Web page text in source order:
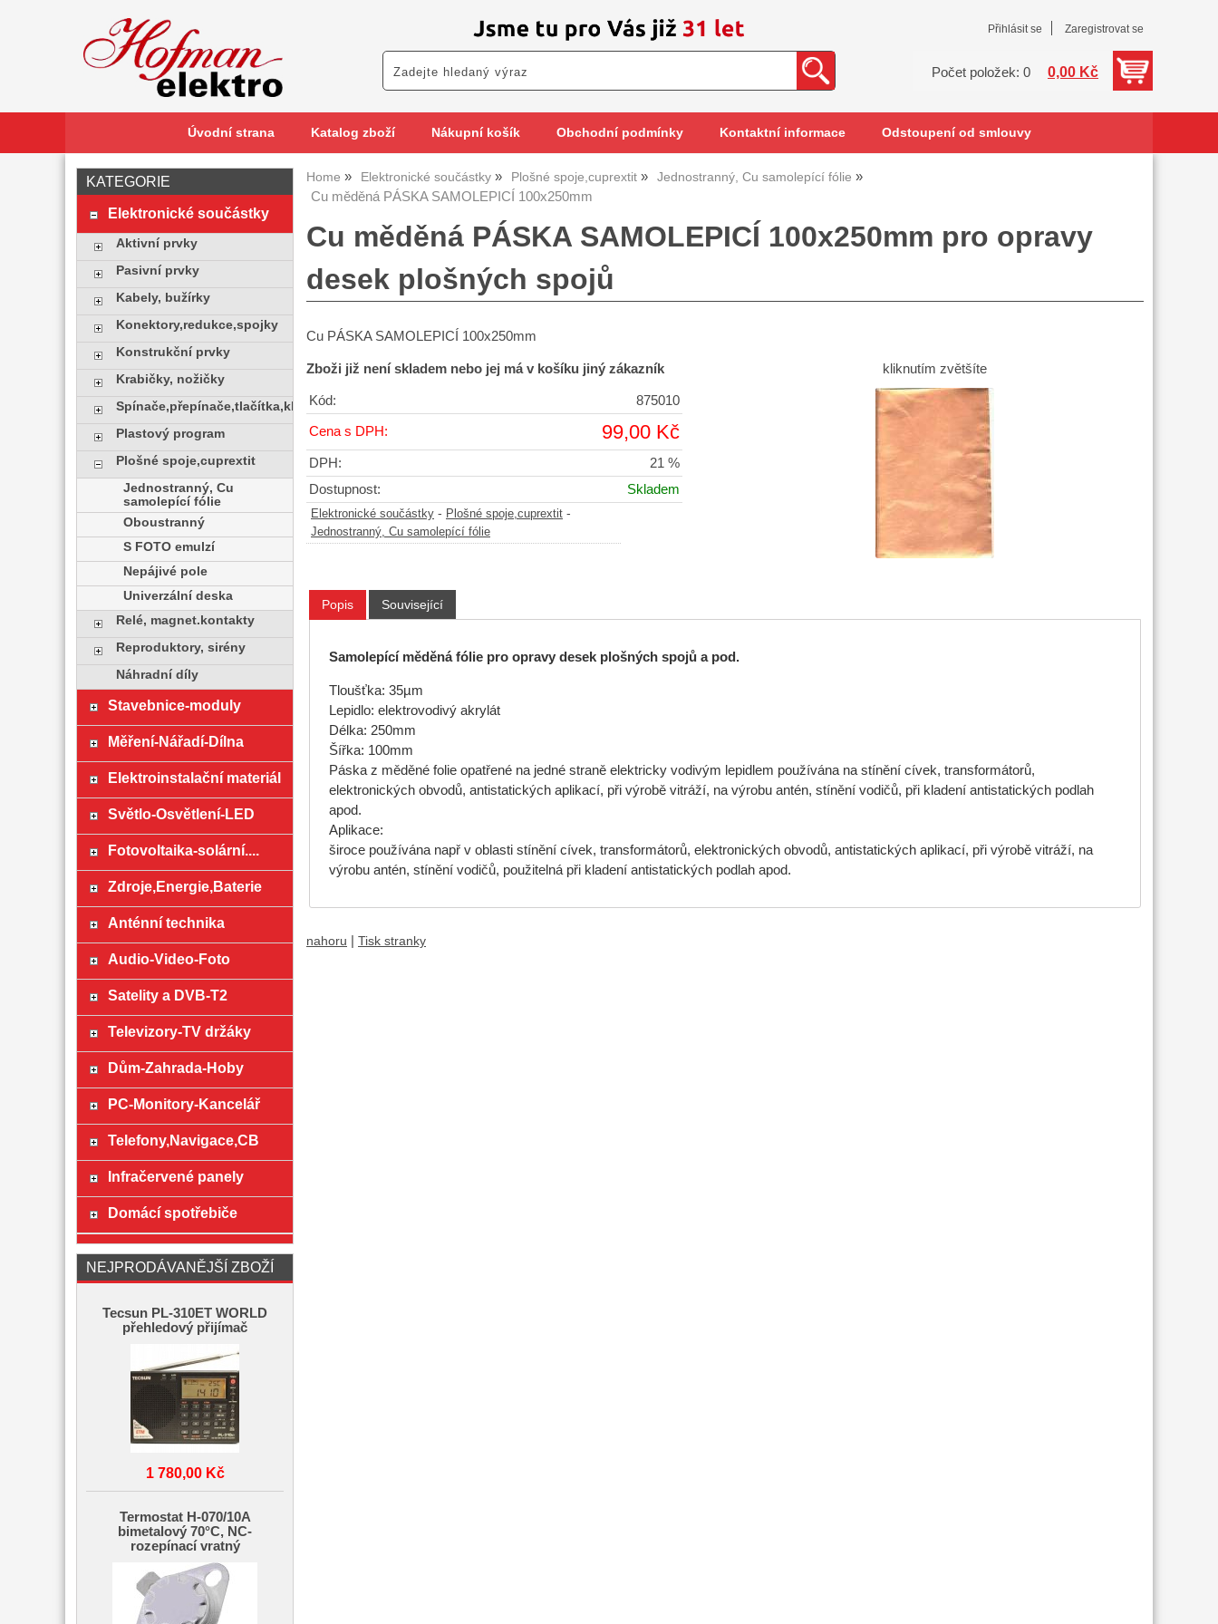
Přihlásit se Zaregistrovat se
Počet položek: 0 0,00 Kč
Úvodní strana Katalog zboží Nákupní košík Obchodní podmínky Kontaktní informace Odstoupení od smlouvy
Home Elektronické součástky Plošné spoje,cuprextit Jednostranný, Cu samolepící fólie
Cu měděná PÁSKA SAMOLEPICÍ 100x250mm
Cu měděná PÁSKA SAMOLEPICÍ 100x250mm pro opravy
desek plošných spojů
Cu PÁSKA SAMOLEPICÍ 100x250mm
kliknutím zvětšíte
Zboži již není skladem nebo jej má v košíku jiný zákazník
Kód: 875010
Cena s DPH: 99,00 Kč
DPH:
21 %
Dostupnost:
Skladem
Elektronické součástky - Plošné spoje,cuprextit -
Jednostranný, Cu samolepící fólie
Popis Související
Samolepící měděná fólie pro opravy desek plošných spojů a pod.
Tloušťka: 35µm
Lepidlo: elektrovodivý akrylát
Délka: 250mm
Šířka: 100mm
Páska z měděné folie opatřené na jedné straně elektricky vodivým lepidlem používána na stínění cívek, transformátorů,
elektronických obvodů, antistatických aplikací, při výrobě vitráží, na výrobu antén, stínění vodičů, při kladení antistatických podlah
apod.
Aplikace:
široce používána např v oblasti stínění cívek, transformátorů, elektronických obvodů, antistatických aplikací, při výrobě vitráží, na
výrobu antén, stínění vodičů, použitelná při kladení antistatických podlah apod.
nahoru Tisk stranky
KATEGORIE
Elektronické součástky
Aktivní prvky
Pasivní prvky
Kabely, bužírky
Konektory,redukce,spojky
Konstrukční prvky
Krabičky, nožičky
Spínače,přepínače,tlačítka,klávesy
Plastový program
Plošné spoje,cuprextit
Jednostranný, Cu
samolepící fólie
Oboustranný
S FOTO emulzí
Nepájivé pole
Univerzální deska
Relé, magnet.kontakty
Reproduktory, sirény
Náhradní díly
Stavebnice-moduly
Měření-Nářadí-Dílna
Elektroinstalační materiál
Světlo-Osvětlení-LED
Fotovoltaika-solární....
Zdroje,Energie,Baterie
Anténní technika
Audio-Video-Foto
Satelity a DVB-T2
Televizory-TV držáky
Dům-Zahrada-Hoby
PC-Monitory-Kancelář
Telefony,Navigace,CB
Infračervené panely
Domácí spotřebiče
NEJPRODÁVANĚJŠÍ ZBOŽÍ
Tecsun PL-310ET WORLD
přehledový přijímač
1 780,00 Kč
Termostat H-070/10A
bimetalový 70°C, NC-
rozepínací vratný